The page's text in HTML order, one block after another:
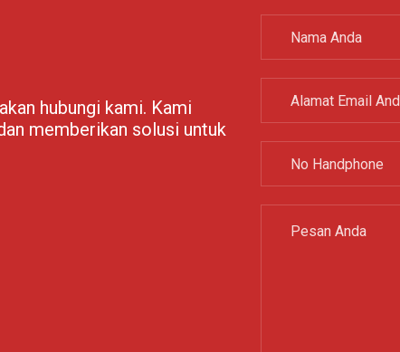
hubungi kami. Kami
memberikan solusi untuk